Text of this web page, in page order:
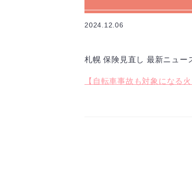
2024.12.06
札幌 保険見直し 最新ニュー
【自転車事故も対象になる